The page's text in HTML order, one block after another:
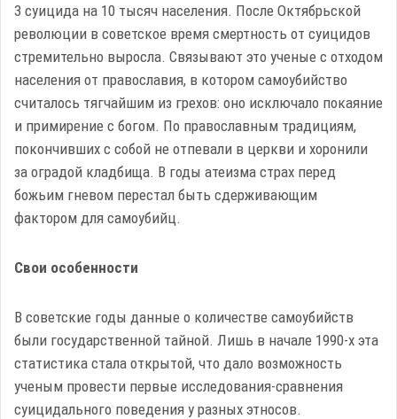
3 суицида на 10 тысяч населения. После Октябрьской
революции в советское время смертность от суицидов
стремительно выросла. Связывают это ученые с отходом
населения от православия, в котором самоубийство
считалось тягчайшим из грехов: оно исключало покаяние
и примирение с богом. По православным традициям,
покончивших с собой не отпевали в церкви и хоронили
за оградой кладбища. В годы атеизма страх перед
божьим гневом перестал быть сдерживающим
фактором для самоубийц.
Свои особенности
В советские годы данные о количестве самоубийств
были государственной тайной. Лишь в начале 1990-х эта
статистика стала открытой, что дало возможность
ученым провести первые исследования-сравнения
суицидального поведения у разных этносов.